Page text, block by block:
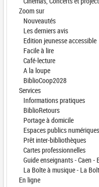
Zoom sur
Nouveautés
Les derniers avis
Edition jeunesse accessible
Facile à lire
Café-lecture
A la loupe
BiblioCoop2028
Services
Informations pratiques
BiblioRetours
Portage à domicile
Espaces publics
Prêt inter-bibliothèques
Cartes professionnelles
Guide enseignants - Caen -
La Boîte à musique - La
En ligne